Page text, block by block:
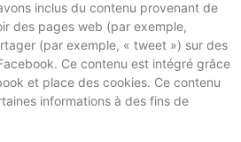
inclus du contenu provenant de
des pages web (par exemple,
(par exemple, « tweet ») sur des
Ce contenu est intégré grâce
et place des cookies. Ce contenu
informations à des fins de